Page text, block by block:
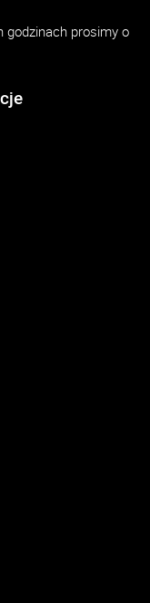
godzinach prosimy o